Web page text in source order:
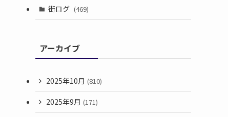
街ログ (469)
アーカイブ
2025年10月 (810)
2025年9月 (171)